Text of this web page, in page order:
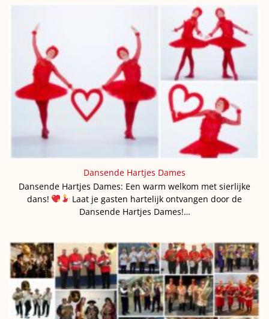
Dansende Hartjes Dames
Dansende Hartjes Dames: Een warm welkom met sierlijke
dans!
Laat je gasten hartelijk ontvangen door de
Dansende Hartjes Dames!…